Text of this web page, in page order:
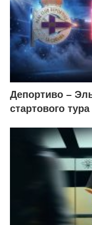
Депортиво –
стартового